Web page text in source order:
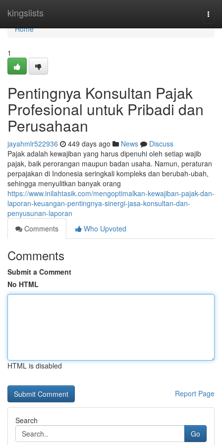
kingslists
Home
Home
1
Pentingnya Konsultan Pajak
Profesional untuk Pribadi dan
Perusahaan
jayahmlr522936 449 days ago News
Discuss
Pajak adalah kewajiban yang harus dipenuhi oleh setiap wajib
pajak, baik perorangan maupun badan usaha. Namun, peraturan
perpajakan di Indonesia seringkali kompleks dan berubah-ubah,
sehingga menyulitkan banyak orang
https://www.inilahtasik.com/mengoptimalkan-kewajiban-pajak-dan-
laporan-keuangan-pentingnya-sinergi-jasa-konsultan-dan-
penyusunan-laporan
Comments
Who Upvoted
Comments
Submit a Comment
No HTML
HTML is disabled
Report Page
Search
Go